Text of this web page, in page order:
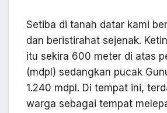
Setiba di tanah datar kami
dan beristirahat sejenak.
itu sekira 600 meter di atas
(mdpl) sedangkan pucak
1.240 mdpl. Di tempat ini,
warga sebagai tempat